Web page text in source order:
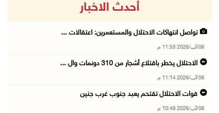
أحدث الاخبار
تواصل انتهاكات الاحتلال والمستعمرين: اعتقالات ...
06/آب/2026 11:53 م
الاحتلال يخطر باقتلاع أشجار من 310 دونمات وال ...
06/آب/2026 11:14 م
قوات الاحتلال تقتحم يعبد جنوب غرب جنين
06/آب/2026 10:49 م